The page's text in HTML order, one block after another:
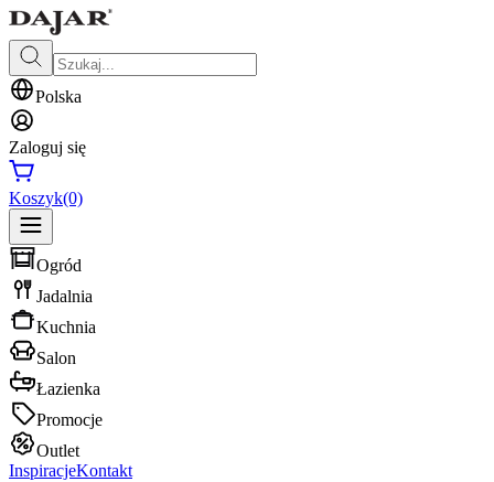
Polska
Zaloguj się
Koszyk(0)
Ogród
Jadalnia
Kuchnia
Salon
Łazienka
Promocje
Outlet
InspiracjeKontakt